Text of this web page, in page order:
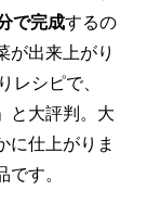
で完成するの
が出来上がり
レシピで、
と大評判。大
に仕上がりま
す。